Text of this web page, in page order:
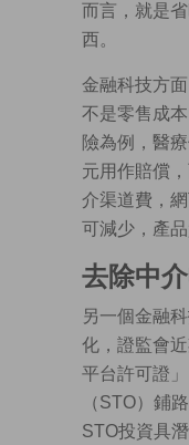
而言，就是
西。
金融科技方
不是零售成
險為例，醫
元用作賠償
介渠道費，
可減少，產
去除中
另一個金融
化，證監會
平台許可證
（STO）鋪
STO投資具